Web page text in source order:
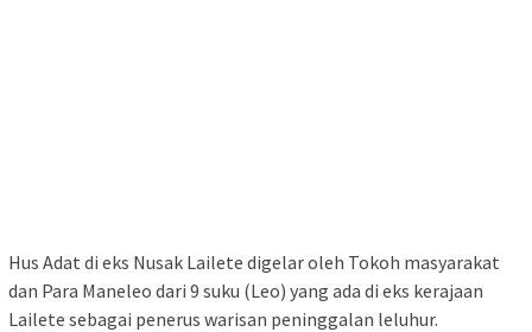
Hus Adat di eks Nusak Lailete digelar oleh Tokoh masyarakat
dan Para Maneleo dari 9 suku (Leo) yang ada di eks kerajaan
Lailete sebagai penerus warisan peninggalan leluhur.